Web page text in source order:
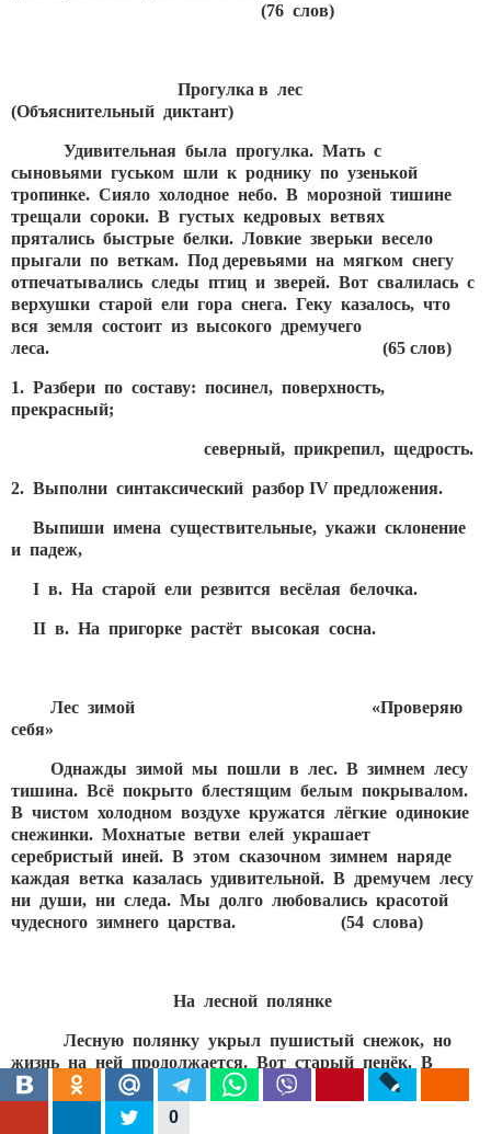
(76 слов)
Прогулка в лес
(Объяснительный диктант)
Удивительная была прогулка. Мать с
сыновьями гуськом шли к роднику по узенькой
тропинке. Сияло холодное небо. В морозной тишине
трещали сороки. В густых кедровых ветвях
прятались быстрые белки. Ловкие зверьки весело
прыгали по веткам. Под деревьями на мягком снегу
отпечатывались следы птиц и зверей. Вот свалилась с
верхушки старой ели гора снега. Геку казалось, что
вся земля состоит из высокого дремучего
леса.
(65 слов)
1. Разбери по составу: посинел, поверхность,
прекрасный;
северный, прикрепил, щедрость.
2. Выполни синтаксический разбор IV предложения.
Выпиши имена существительные, укажи склонение
и падеж,
I в. На старой ели резвится весёлая белочка.
II в. На пригорке растёт высокая сосна.
Лес зимой «Проверяю
себя»
Однажды зимой мы пошли в лес. В зимнем лесу
тишина. Всё покрыто блестящим белым покрывалом.
В чистом холодном воздухе кружатся лёгкие одинокие
снежинки. Мохнатые ветви елей украшает
серебристый иней. В этом сказочном зимнем наряде
каждая ветка казалась удивительной. В дремучем лесу
ни души, ни следа. Мы долго любовались красотой
чудесного зимнего царства. (54 слова)
На лесной полянке
Лесную полянку укрыл пушистый снежок, но
жизнь на ней продолжается. Вот старый пенёк. В
уютной квартире под корой берёзы спрятались от
стужи букашки. В норке между корнями лежит
ящерица. Жук улёгся в крохотной спаленке. В
0